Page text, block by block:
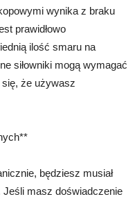
wynika z braku
prawidłowo
ilość smaru na
siłowniki mogą wymagać
że używasz
będziesz musiał
Jeśli masz doświadczenie